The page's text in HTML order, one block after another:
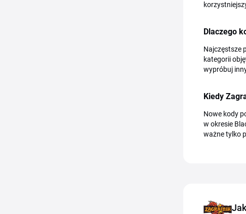
Dlaczego
Najczęstsze
kategorii
wypróbuj
Kiedy
Nowe kody
w okresie
ważne tylko